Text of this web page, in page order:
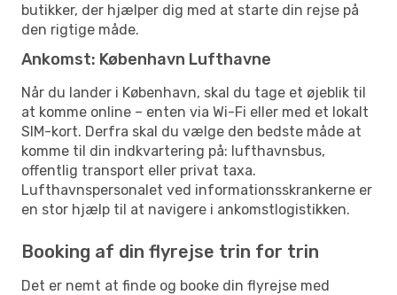
butikker, der hjælper dig med at starte din rejse på
den rigtige måde.
Ankomst: København Lufthavne
Når du lander i København, skal du tage et øjeblik til
at komme online – enten via Wi-Fi eller med et lokalt
SIM-kort. Derfra skal du vælge den bedste måde at
komme til din indkvartering på: lufthavnsbus,
offentlig transport eller privat taxa.
Lufthavnspersonalet ved informationsskrankerne er
en stor hjælp til at navigere i ankomstlogistikken.
Booking af din flyrejse trin for trin
Det er nemt at finde og booke din flyrejse med